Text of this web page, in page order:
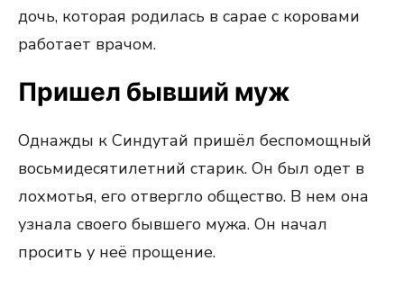
дочь, которая родилась в сарае с коровами
работает врачом.
Пришел бывший муж
Однажды к Синдутай пришёл беспомощный
восьмидесятилетний старик. Он был одет в
лохмотья, его отвергло общество. В нем она
узнала своего бывшего мужа. Он начал
просить у неё прощение.